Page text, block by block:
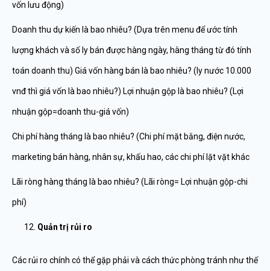
vốn lưu động)
Doanh thu dự kiến là bao nhiêu? (Dựa trên menu để ước tính
lượng khách và số ly bán được hàng ngày, hàng tháng từ đó tính
toán doanh thu) Giá vốn hàng bán là bao nhiêu? (ly nước 10.000
vnđ thì giá vốn là bao nhiêu?) Lợi nhuận gộp là bao nhiêu? (Lợi
nhuận gộp=doanh thu-giá vốn)
Chi phí hàng tháng là bao nhiêu? (Chi phí mặt bằng, điện nước,
marketing bán hàng, nhân sự, khấu hao, các chi phí lặt vặt khác
Lãi ròng hàng tháng là bao nhiêu? (Lãi ròng= Lợi nhuận gộp-chi
phí)
Quản trị rủi ro
Các rủi ro chính có thể gặp phải và cách thức phòng tránh như thế